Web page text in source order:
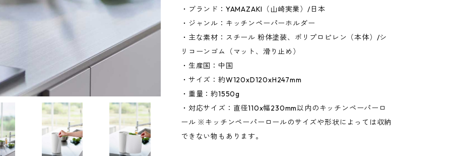
・ブランド：YAMAZAKI（山崎実業）/日本
・ジャンル：キッチンペーパーホルダー
・主な素材：スチール 粉体塗装、ポリプロピレン（本体）/シ
リコーンゴム（マット、滑り止め）
・生産国：中国
・サイズ：約W120xD120xH247mm
・重量：約1550g
・対応サイズ：直径110x幅230mm以内のキッチンペーパーロ
ール ※キッチンペーパーロールのサイズや形状によっては収納
できない物もあります。